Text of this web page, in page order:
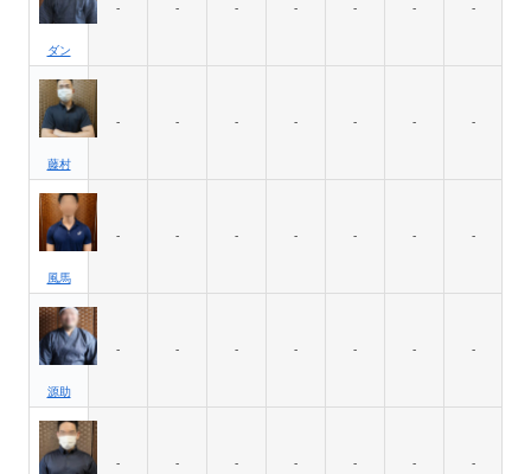
ダン
- - - - - - -
藤村
- - - - - - -
風馬
- - - - - - -
源助
- - - - - - -
- - - - - - -